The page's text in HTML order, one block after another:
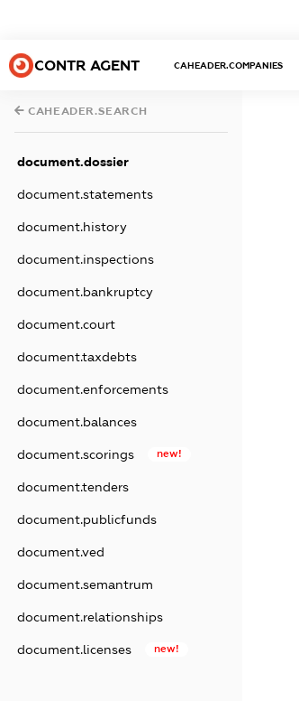
CONTR AGENT CAHEADER.COMPANIES
CAHEADER.SEARCH
document.dossier
document.statements
document.history
document.inspections
document.bankruptcy
document.court
document.taxdebts
document.enforcements
document.balances
document.scorings new!
document.tenders
document.publicfunds
document.ved
document.semantrum
document.relationships
document.licenses new!